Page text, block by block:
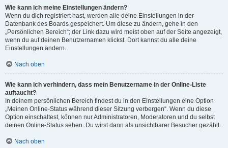
Wie kann ich meine Einstellungen ändern?
Wenn du dich registriert hast, werden alle deine Einstellungen in der
Datenbank des Boards gespeichert. Um diese zu ändern, gehe in den
„Persönlichen Bereich“; der Link dazu wird meist oben auf der Seite angezeigt,
wenn du auf deinen Benutzernamen klickst. Dort kannst du alle deine
Einstellungen ändern.
Nach oben
Wie kann ich verhindern, dass mein Benutzername in der Online-Liste
auftaucht?
In deinem persönlichen Bereich findest du in den Einstellungen eine Option
„Meinen Online-Status während dieser Sitzung verbergen“. Wenn du diese
Option einschaltest, können nur Administratoren, Moderatoren und du selbst
deinen Online-Status sehen. Du wirst dann als unsichtbarer Besucher gezählt.
Nach oben